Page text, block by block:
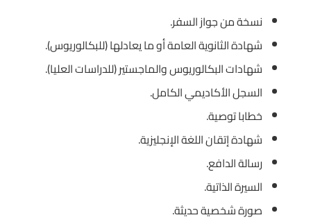
نسخة من جواز السفر.
شهادة الثانوية العامة أو ما يعادلها (للبكالوريوس).
شهادات البكالوريوس والماجستير (للدراسات العليا).
السجل الأكاديمي الكامل.
خطابا توصية.
شهادة إتقان اللغة الإنجليزية.
رسالة الدافع.
السيرة الذاتية.
صورة شخصية حديثة.